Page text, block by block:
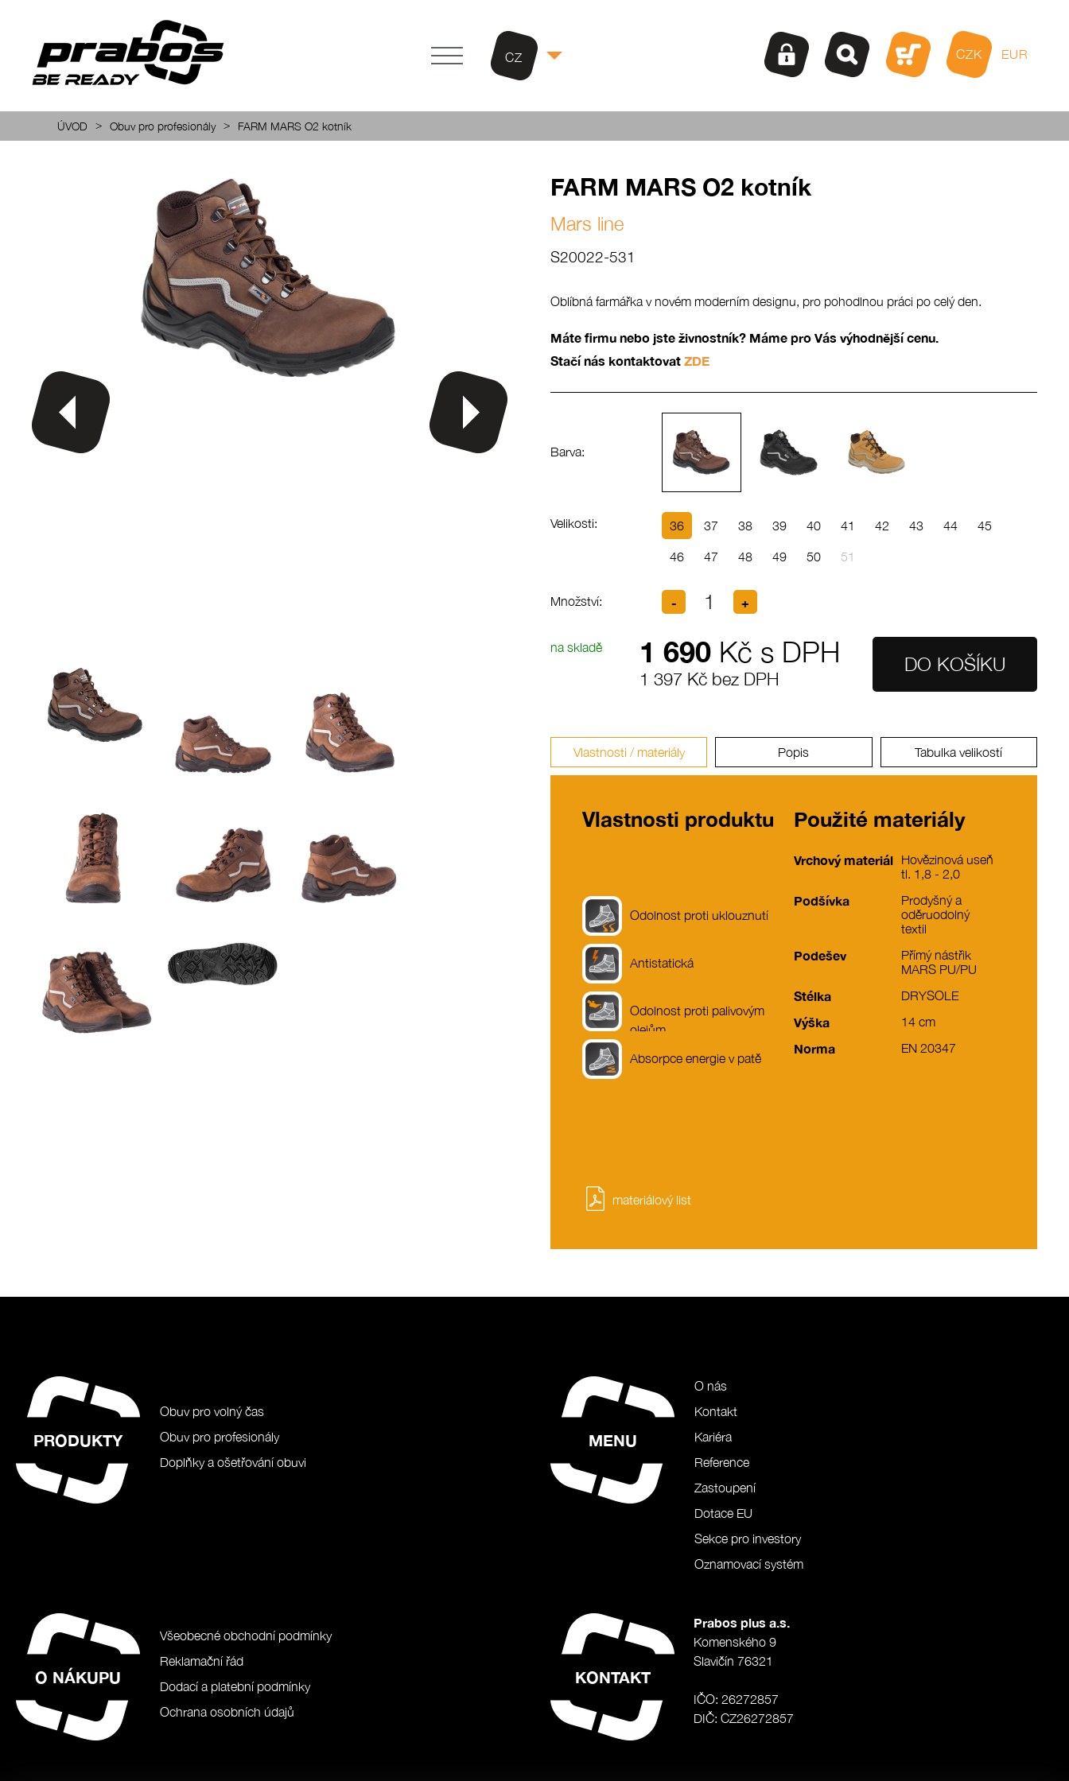
CZ CZK EUR
ÚVOD > Obuv pro profesionály > FARM MARS O2 kotník
FARM MARS O2 kotník
Mars line
S20022-531
Oblíbná farmářka v novém moderním designu, pro pohodlnou práci po celý den.
Máte firmu nebo jste živnostník? Máme pro Vás výhodnější cenu.
Stačí nás kontaktovat ZDE
Barva:
Velikosti: 36 37 38 39 40 41 42 43 44 45
46 47 48 49 50 51
Množství:
na skladě 1 690 Kč s DPH
1 397 Kč bez DPH
Vlastnosti / materiály Popis Tabulka velikostí
Vlastnosti produktu
Odolnost proti uklouznutí
Antistatická
Odolnost proti palivovým
olejům
Absorpce energie v patě
Použité materiály
Vrchový materiál
Hovězinová useň
tl. 1,8 - 2,0
Podšívka
Prodyšný a
oděruodolný
textil
Podešev
Přímý nástřik
MARS PU/PU
Stélka DRYSOLE
Výška 14 cm
Norma EN 20347
materiálový list
PRODUKTY
Obuv pro volný čas
Obuv pro profesionály
Doplňky a ošetřování obuvi
MENU
O nás
Kontakt
Kariéra
Reference
Zastoupení
Dotace EU
Sekce pro investory
Oznamovací systém
O NÁKUPU
Všeobecné obchodní podmínky
Reklamační řád
Dodací a platební podmínky
Ochrana osobních údajů
KONTAKT
Prabos plus a.s.
Komenského 9
Slavičín 76321
IČO: 26272857
DIČ: CZ26272857